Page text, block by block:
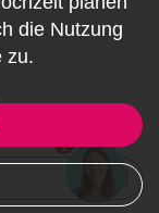
die Nutzung
zu.
1